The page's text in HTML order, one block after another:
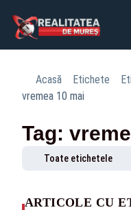
Acasă Etichete
vremea 10 mai
Tag:
Toate etichetele
ARTICOLE CU